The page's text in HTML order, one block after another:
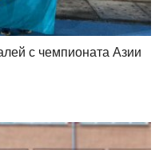
с чемпионата Азии